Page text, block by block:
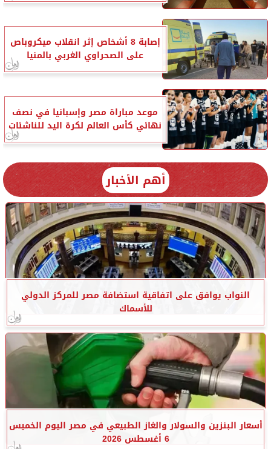
إصابة 8 أشخاص إثر انقلاب ميكروباص
على الصحراوي الغربي بالمنيا
موعد مباراة مصر وإسبانيا في نصف
نهائي كأس العالم لكرة اليد للناشئات
أهم الأخبار
النواب يوافق على اتفاقية استضافة مصر للمركز الدولي
للأسماك
أسعار البنزين والسولار والغاز الطبيعي في مصر اليوم الخميس
6 أغسطس 2026